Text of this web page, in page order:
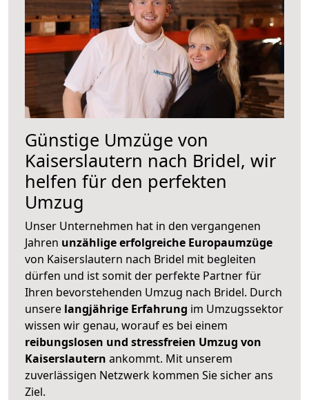
Günstige Umzüge von
Kaiserslautern nach Bridel, wir
helfen für den perfekten
Umzug
Unser Unternehmen hat in den vergangenen
Jahren unzählige erfolgreiche Europaumzüge
von Kaiserslautern nach Bridel mit begleiten
dürfen und ist somit der perfekte Partner für
Ihren bevorstehenden Umzug nach Bridel. Durch
unsere langjährige Erfahrung im Umzugssektor
wissen wir genau, worauf es bei einem
reibungslosen und stressfreien Umzug von
Kaiserslautern ankommt. Mit unserem
zuverlässigen Netzwerk kommen Sie sicher ans
Ziel.